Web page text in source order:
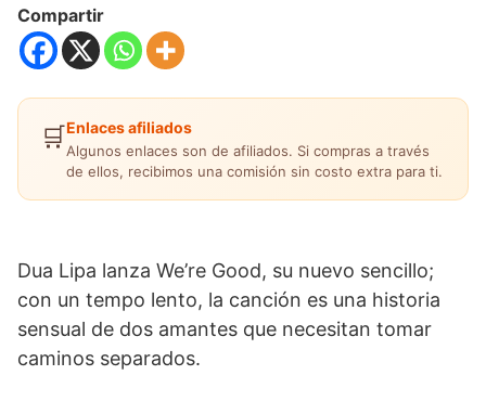
Compartir
🛒Enlaces afiliados
Algunos enlaces son de afiliados. Si compras a través
de ellos, recibimos una comisión sin costo extra para ti.
Dua Lipa lanza We’re Good, su nuevo sencillo;
con un tempo lento, la canción es una historia
sensual de dos amantes que necesitan tomar
caminos separados.